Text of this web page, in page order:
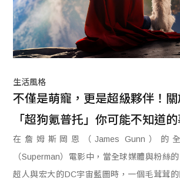
生活風格
不僅是萌寵，更是超級夥伴！關
「超狗氪普托」你可能不知道
在詹姆斯岡恩（James Gunn）的
（Superman）電影中，當全球媒體與粉絲
超人與宏大的DC宇宙藍圖時，一個毛茸茸